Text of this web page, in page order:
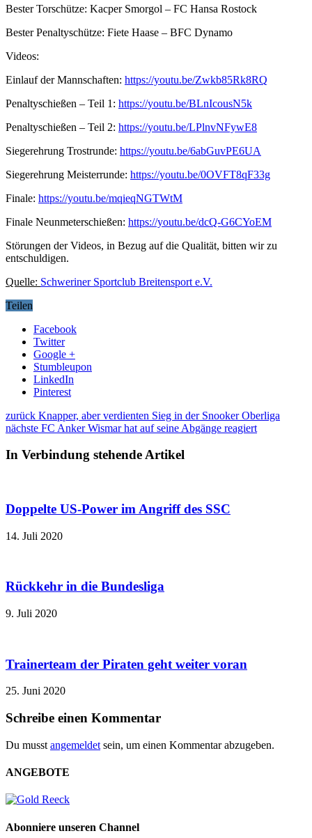
Bester Torschütze: Kacper Smorgol – FC Hansa Rostock
Bester Penaltyschütze: Fiete Haase – BFC Dynamo
Videos:
Einlauf der Mannschaften: https://youtu.be/Zwkb85Rk8RQ
Penaltyschießen – Teil 1: https://youtu.be/BLnIcousN5k
Penaltyschießen – Teil 2: https://youtu.be/LPlnvNFywE8
Siegerehrung Trostrunde: https://youtu.be/6abGuvPE6UA
Siegerehrung Meisterrunde: https://youtu.be/0OVFT8qF33g
Finale: https://youtu.be/mqieqNGTWtM
Finale Neunmeterschießen: https://youtu.be/dcQ-G6CYoEM
Störungen der Videos, in Bezug auf die Qualität, bitten wir zu
entschuldigen.
Quelle: Schweriner Sportclub Breitensport e.V.
Teilen
Facebook
Twitter
Google +
Stumbleupon
LinkedIn
Pinterest
zurück Knapper, aber verdienten Sieg in der Snooker Oberliga
nächste FC Anker Wismar hat auf seine Abgänge reagiert
In Verbindung stehende Artikel
Doppelte US-Power im Angriff des SSC
14. Juli 2020
Rückkehr in die Bundesliga
9. Juli 2020
Trainerteam der Piraten geht weiter voran
25. Juni 2020
Schreibe einen Kommentar
Du musst angemeldet sein, um einen Kommentar abzugeben.
ANGEBOTE
Abonniere unseren Channel